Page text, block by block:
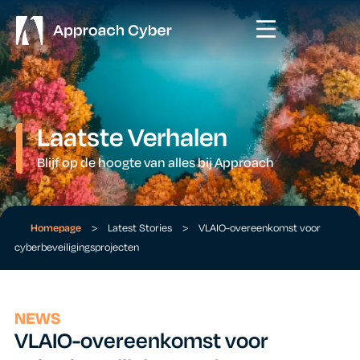
Laatste Verhalen
Blijf op de hoogte van alles bij Approach
Homepage > Latest Stories >
VLAIO-overeenkomst voor
cyberbeveiligingsprojecten
NEWS
VLAIO-overeenkomst voor